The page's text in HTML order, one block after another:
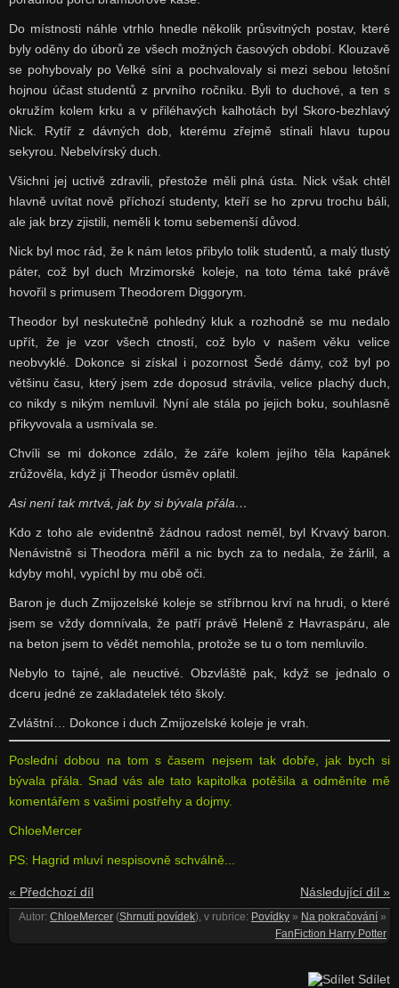
Do místnosti náhle vtrhlo hnedle několik průsvitných postav, které
byly oděny do úborů ze všech možných časových období. Klouzavě
se pohybovaly po Velké síni a pochvalovaly si mezi sebou letošní
hojnou účast studentů z prvního ročníku. Byli to duchové, a ten s
okružím kolem krku a v přiléhavých kalhotách byl Skoro-bezhlavý
Nick. Rytíř z dávných dob, kterému zřejmě stínali hlavu tupou
sekyrou. Nebelvírský duch.
Všichni jej uctivě zdravili, přestože měli plná ústa. Nick však chtěl
hlavně uvítat nově příchozí studenty, kteří se ho zprvu trochu báli,
ale jak brzy zjistili, neměli k tomu sebemenší důvod.
Nick byl moc rád, že k nám letos přibylo tolik studentů, a malý tlustý
páter, což byl duch Mrzimorské koleje, na toto téma také právě
hovořil s primusem Theodorem Diggorym.
Theodor byl neskutečně pohledný kluk a rozhodně se mu nedalo
upřít, že je vzor všech ctností, což bylo v našem věku velice
neobvyklé. Dokonce si získal i pozornost Šedé dámy, což byl po
většinu času, který jsem zde doposud strávila, velice plachý duch,
co nikdy s nikým nemluvil. Nyní ale stála po jejich boku, souhlasně
přikyvovala a usmívala se.
Chvíli se mi dokonce zdálo, že záře kolem jejího těla kapánek
zrůžověla, když jí Theodor úsměv oplatil.
Asi není tak mrtvá, jak by si bývala přála…
Kdo z toho ale evidentně žádnou radost neměl, byl Krvavý baron.
Nenávistně si Theodora měřil a nic bych za to nedala, že žárlil, a
kdyby mohl, vypíchl by mu obě oči.
Baron je duch Zmijozelské koleje se stříbrnou krví na hrudi, o které
jsem se vždy domnívala, že patří právě Heleně z Havraspáru, ale
na beton jsem to vědět nemohla, protože se tu o tom nemluvilo.
Nebylo to tajné, ale neuctivé. Obzvláště pak, když se jednalo o
dceru jedné ze zakladatelek této školy.
Zvláštní… Dokonce i duch Zmijozelské koleje je vrah.
Poslední dobou na tom s časem nejsem tak dobře, jak bych si
bývala přála. Snad vás ale tato kapitolka potěšila a odměníte mě
komentářem s vašimi postřehy a dojmy.
ChloeMercer
PS: Hagrid mluví nespisovně schválně...
« Předchozí díl Následující díl »
Autor:ChloeMercer (Shrnutí povídek), v rubrice: Povídky » Na pokračování »
FanFiction Harry Potter
Sdílet